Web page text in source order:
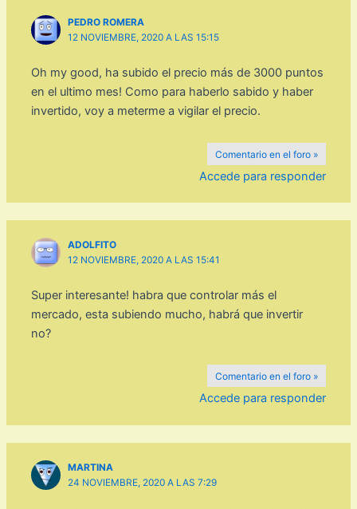
PEDRO ROMERA
12 NOVIEMBRE, 2020 A LAS 15:15
Oh my good, ha subido el precio más de 3000 puntos
en el ultimo mes! Como para haberlo sabido y haber
invertido, voy a meterme a vigilar el precio.
Comentario en el foro »
Accede para responder
ADOLFITO
12 NOVIEMBRE, 2020 A LAS 15:41
Super interesante! habra que controlar más el
mercado, esta subiendo mucho, habrá que invertir
no?
Comentario en el foro »
Accede para responder
MARTINA
24 NOVIEMBRE, 2020 A LAS 7:29